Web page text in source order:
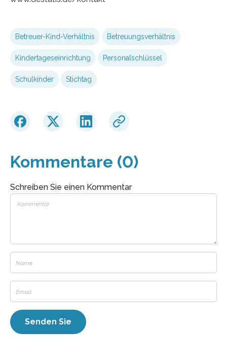
Betreuer-Kind-Verhältnis Betreuungsverhältnis
Kindertageseinrichtung Personalschlüssel
Schulkinder Stichtag
Kommentare (0)
Schreiben Sie einen Kommentar